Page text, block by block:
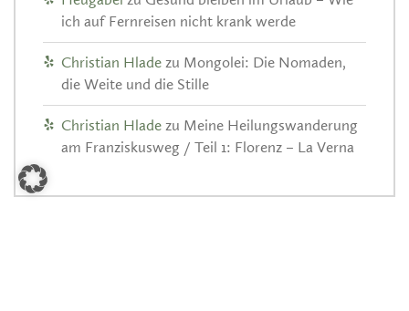
ich auf Fernreisen nicht krank werde
Christian Hlade zu Mongolei: Die Nomaden,
die Weite und die Stille
Christian Hlade zu Meine Heilungswanderung
am Franziskusweg / Teil 1: Florenz – La Verna